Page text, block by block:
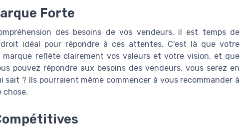
Forte
des besoins de vos vendeurs, il est temps de
idéal pour répondre à ces attentes. C'est là que votre
reflète clairement vos valeurs et votre vision, et que
pouvez répondre aux besoins des vendeurs, vous serez en
? Ils pourraient même commencer à vous recommander à
chose.